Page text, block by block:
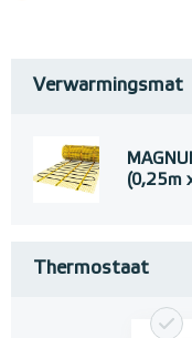
Verwarmingsmat
(0,25m
Thermostaat